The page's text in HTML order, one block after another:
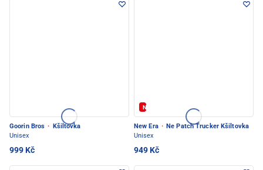
Goorin Bros ·
Kšiltovka
Unisex
999 Kč
Novinka
New Era · Ne Patch Trucker Kšiltovka
Unisex
949 Kč